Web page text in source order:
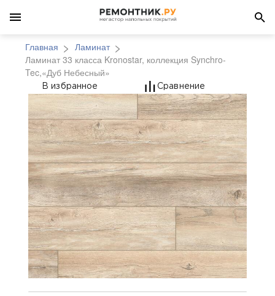
Главная
Ламинат
Ламинат 33 класса Kronostar, коллекция Synchro-
Tec,«Дуб Небесный»
Ламинат 33 класса
В избранное Сравнение